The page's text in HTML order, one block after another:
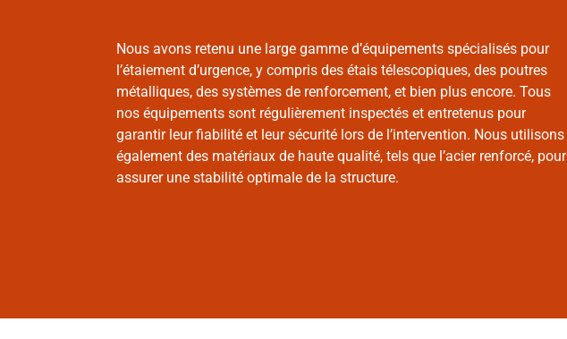
Nous avons retenu une large gamme d’équipements spécialisés pour
l’étaiement d’urgence, y compris des étais télescopiques, des poutres
métalliques, des systèmes de renforcement, et bien plus encore. Tous
nos équipements sont régulièrement inspectés et entretenus pour
garantir leur fiabilité et leur sécurité lors de l’intervention. Nous utilisons
également des matériaux de haute qualité, tels que l’acier renforcé, pour
assurer une stabilité optimale de la structure.